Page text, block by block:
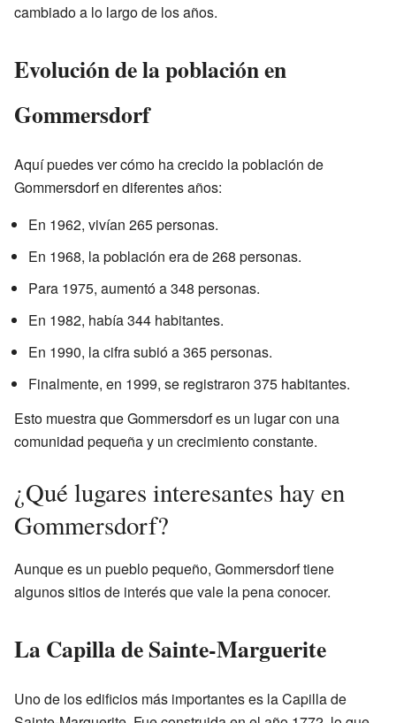
cambiado a lo largo de los años.
Evolución de la población en
Gommersdorf
Aquí puedes ver cómo ha crecido la población de
Gommersdorf en diferentes años:
En 1962, vivían 265 personas.
En 1968, la población era de 268 personas.
Para 1975, aumentó a 348 personas.
En 1982, había 344 habitantes.
En 1990, la cifra subió a 365 personas.
Finalmente, en 1999, se registraron 375 habitantes.
Esto muestra que Gommersdorf es un lugar con una
comunidad pequeña y un crecimiento constante.
¿Qué lugares interesantes hay en
Gommersdorf?
Aunque es un pueblo pequeño, Gommersdorf tiene
algunos sitios de interés que vale la pena conocer.
La Capilla de Sainte-Marguerite
Uno de los edificios más importantes es la Capilla de